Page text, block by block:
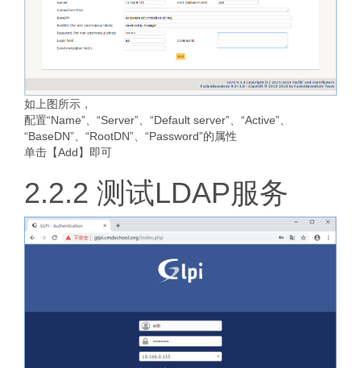
如上图所示，
配置“Name”、“Server”、“Default server”、“Active”、
“BaseDN”、“RootDN”、“Password”的属性
单击【Add】即可
2.2.2 测试LDAP服务